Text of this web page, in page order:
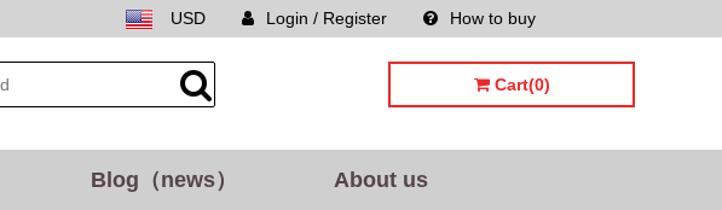
How to buy
Login / Register
USD
Cart(0)
Blog（news） About us